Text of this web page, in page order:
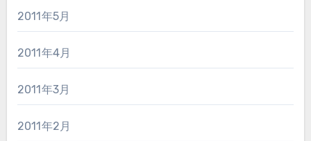
2011年5月
2011年4月
2011年3月
2011年2月